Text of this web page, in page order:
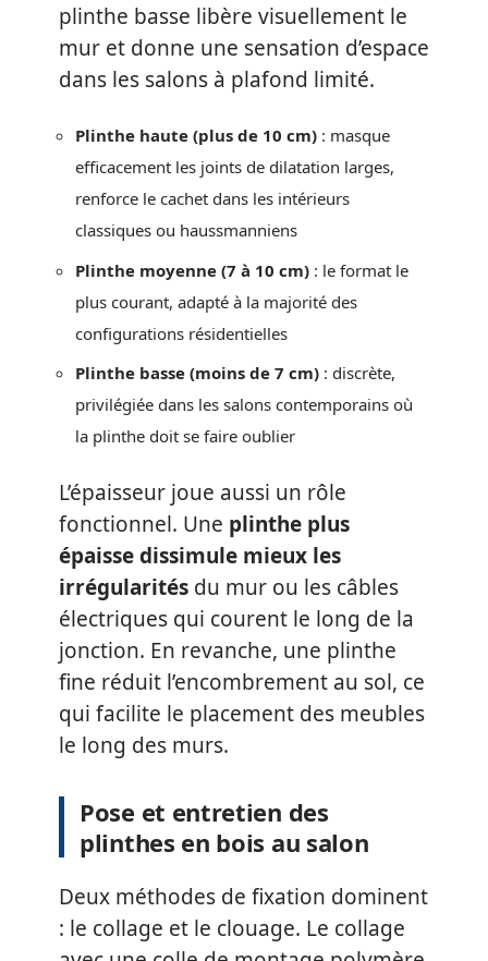
plinthe basse libère visuellement le
mur et donne une sensation d’espace
dans les salons à plafond limité.
Plinthe haute (plus de 10 cm) : masque
efficacement les joints de dilatation larges,
renforce le cachet dans les intérieurs
classiques ou haussmanniens
Plinthe moyenne (7 à 10 cm) : le format le
plus courant, adapté à la majorité des
configurations résidentielles
Plinthe basse (moins de 7 cm) : discrète,
privilégiée dans les salons contemporains où
la plinthe doit se faire oublier
L’épaisseur joue aussi un rôle
fonctionnel. Une plinthe plus
épaisse dissimule mieux les
irrégularités du mur ou les câbles
électriques qui courent le long de la
jonction. En revanche, une plinthe
fine réduit l’encombrement au sol, ce
qui facilite le placement des meubles
le long des murs.
Pose et entretien des
plinthes en bois au salon
Deux méthodes de fixation dominent
: le collage et le clouage. Le collage